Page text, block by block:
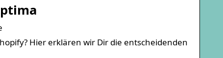
Hier erklären wir Dir die entscheidenden